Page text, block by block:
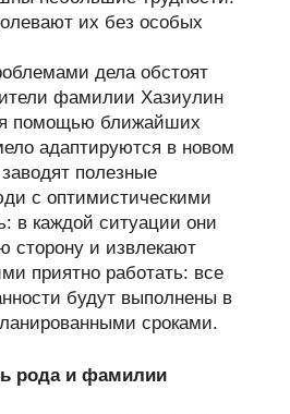
их без особых
дела обстоят
фамилии Хазиулин
помощью ближайших
адаптируются в новом
полезные
с оптимистическими
в каждой ситуации они
сторону и извлекают
приятно работать: все
будут выполнены в
сроками.
рода и фамилии